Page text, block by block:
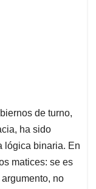
de turno,
ha sido
lógica binaria. En
matices: se es
no